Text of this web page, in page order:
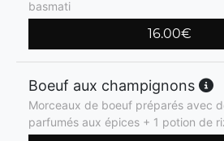
basmati
16.00€
Boeuf aux champignons
Morceaux de boeuf préparés avec
parfumés aux épices + 1 potion de